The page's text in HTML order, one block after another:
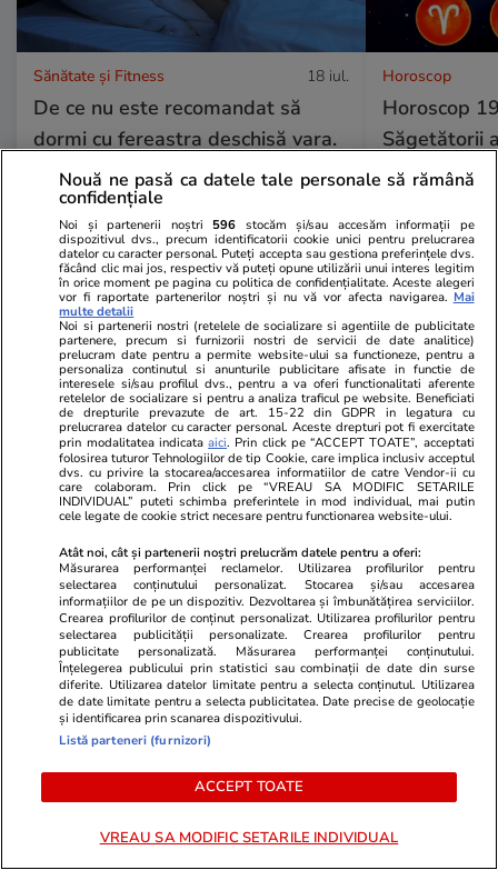
Sănătate și Fitness 18 iul.
De ce nu este recomandat să
dormi cu fereastra deschisă vara.
Ce spun specialiștii
Horoscop
Horoscop
Săgetătorii
activități
provocărilor
Horoscop 18 iul.
Horoscop 19 iulie 2026.
Săgetătorii ar fi bine să
selecteze activități plăcute,
relaxante, care să îi inspire, ca
să poată face față provocărilor
Vacanțe și Cultură
Ce nume se sărbătoresc de
Sfântul Ilie. Cui îi spunem La
Mulți Ani
Lifestyle 17 iul.
Cum păstrăm verdețurile
Nouă ne pasă ca datele tale personale să rămână
confidențiale
Noi și partenerii noștri 596 stocăm și/sau accesăm informații pe
dispozitivul dvs., precum identificatorii cookie unici pentru prelucrarea
datelor cu caracter personal. Puteți accepta sau gestiona preferințele dvs.
făcând clic mai jos, respectiv vă puteți opune utilizării unui interes legitim
în orice moment pe pagina cu politica de confidențialitate. Aceste alegeri
vor fi raportate partenerilor noștri și nu vă vor afecta navigarea. Mai
multe detalii
Noi si partenerii nostri (retelele de socializare si agentiile de publicitate
partenere, precum si furnizorii nostri de servicii de date analitice)
prelucram date pentru a permite website-ului sa functioneze, pentru a
personaliza continutul si anunturile publicitare afisate in functie de
interesele si/sau profilul dvs., pentru a va oferi functionalitati aferente
retelelor de socializare si pentru a analiza traficul pe website. Beneficiati
de drepturile prevazute de art. 15-22 din GDPR in legatura cu
prelucrarea datelor cu caracter personal. Aceste drepturi pot fi exercitate
prin modalitatea indicataaici. Prin click pe “ACCEPT TOATE”, acceptati
folosirea tuturor Tehnologiilor de tip Cookie, care implica inclusiv acceptul
dvs. cu privire la stocarea/accesarea informatiilor de catre Vendor-ii cu
care colaboram. Prin click pe “VREAU SA MODIFIC SETARILE
INDIVIDUAL” puteti schimba preferintele in mod individual, mai putin
cele legate de cookie strict necesare pentru functionarea website-ului.
Atât noi, cât și partenerii noștri prelucrăm datele pentru a oferi:
Măsurarea performanței reclamelor. Utilizarea profilurilor pentru
selectarea conținutului personalizat. Stocarea și/sau accesarea
informațiilor de pe un dispozitiv. Dezvoltarea și îmbunătățirea serviciilor.
Crearea profilurilor de conținut personalizat. Utilizarea profilurilor pentru
selectarea publicității personalizate. Crearea profilurilor pentru
publicitate personalizată. Măsurarea performanței conținutului.
Înțelegerea publicului prin statistici sau combinații de date din surse
diferite. Utilizarea datelor limitate pentru a selecta conținutul. Utilizarea
de date limitate pentru a selecta publicitatea. Date precise de geolocație
și identificarea prin scanarea dispozitivului.
Listă parteneri (furnizori)
ACCEPT TOATE
VREAU SA MODIFIC SETARILE INDIVIDUAL